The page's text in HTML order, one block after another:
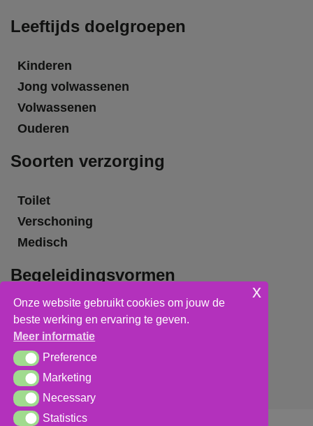
Leeftijds doelgroepen
Kinderen
Jong volwassenen
Volwassenen
Ouderen
Soorten verzorging
Toilet
Verschoning
Medisch
Begeleidingsvormen
Grote groepsbegeleiding
Kleine groepsbegeleiding
Individuele begeleiding
Onze website gebruikt cookies om jouw de
beste werking en ervaring te geven.
Meer informatie
PreferencePreference
MarketingMarketing
NecessaryNecessary
StatisticsStatistics
x